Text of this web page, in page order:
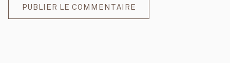
PUBLIER LE COMMENTAIRE